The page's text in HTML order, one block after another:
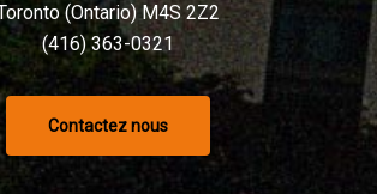
(Ontario) M4S 2Z2
(416) 363-0321
Contactez nous